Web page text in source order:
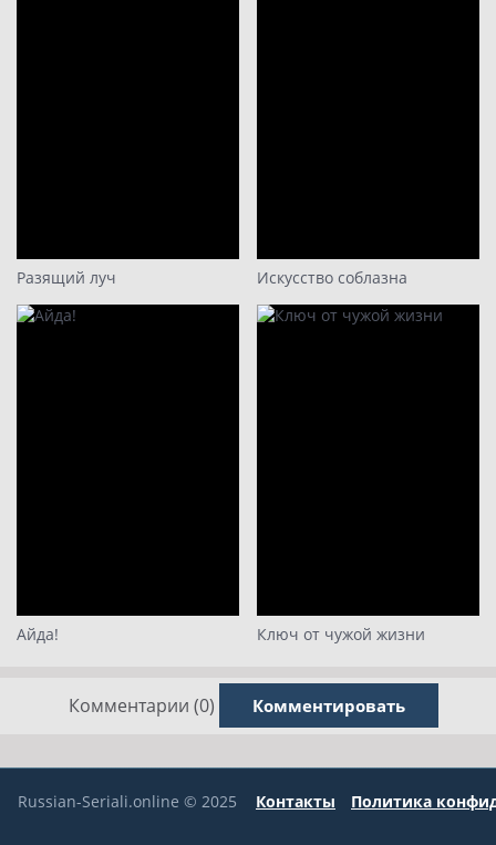
Разящий луч Искусство соблазна
Айда! Ключ от чужой жизни
Комментарии (0) Комментировать
Russian-Seriali.online © 2025 Контакты Политика